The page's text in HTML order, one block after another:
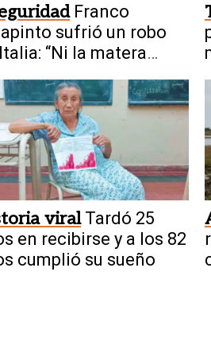
Franco
sufrió un robo
“Ni la matera
viral Tardó 25
en recibirse y a los 82
cumplió su sueño